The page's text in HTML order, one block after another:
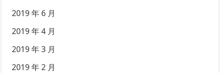
2019 年 6 月
2019 年 4 月
2019 年 3 月
2019 年 2 月